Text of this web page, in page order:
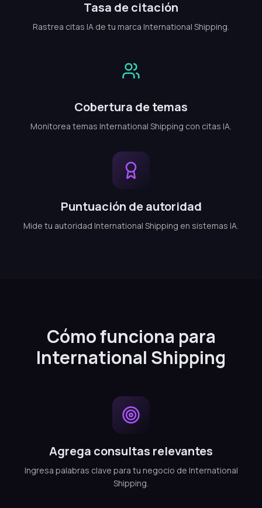
Tasa de citación
Rastrea citas IA de tu marca International Shipping.
Cobertura de temas
Monitorea temas International Shipping con citas IA.
Puntuación de autoridad
Mide tu autoridad International Shipping en sistemas IA.
Cómo funciona para
International Shipping
Agrega consultas relevantes
Ingresa palabras clave para tu negocio de International
Shipping.